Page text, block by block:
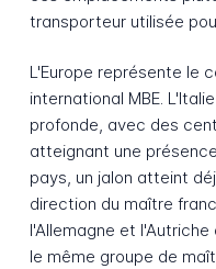
transporteur utilisée
L'Europe représente le
international MBE.
profonde, avec des
atteignant une
pays, un jalon atteint
direction du maître
l'Allemagne et
le même groupe de